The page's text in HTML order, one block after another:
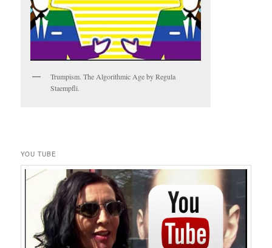
Trumpism. The Algorithmic Age by Regula
Staempfli.
YOU TUBE